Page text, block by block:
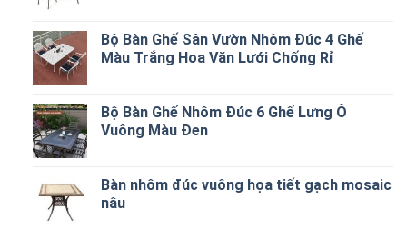
Bộ Bàn Ghế Sân Vườn Nhôm Đúc 4 Ghế
Màu Trắng Hoa Văn Lưới Chống Rỉ
Bộ Bàn Ghế Nhôm Đúc 6 Ghế Lưng Ô
Vuông Màu Đen
Bàn nhôm đúc vuông họa tiết gạch mosaic
nâu